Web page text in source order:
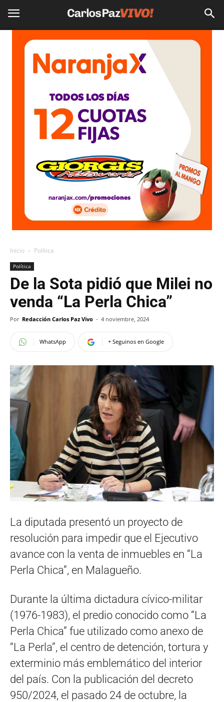
Inicio Política
Política
De la Sota pidió que Milei no
venda “La Perla Chica”
Por Redacción Carlos Paz Vivo - 4 noviembre, 2024
WhatsApp + Seguinos en Google
La diputada presentó un proyecto de
resolución para impedir que el Ejecutivo
avance con la venta de inmuebles en “La
Perla Chica”, en Malagueño.
Durante la última dictadura cívico-militar
(1976-1983), el predio conocido como “La
Perla Chica” fue utilizado como anexo de
“La Perla”, el centro de detención, tortura y
exterminio más emblemático del interior
del país. Con la publicación del decreto
950/2024, el pasado 24 de octubre, la